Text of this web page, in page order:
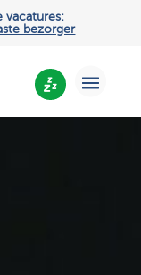
vacatures:
bezorger